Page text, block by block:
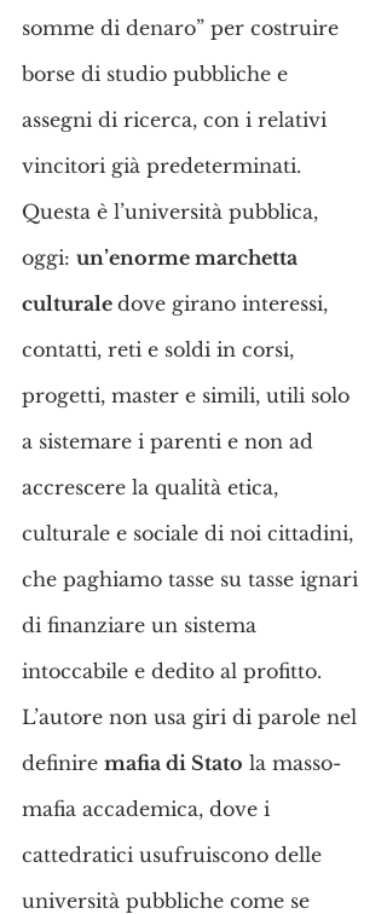
somme di denaro” per costruire
borse di studio pubbliche e
assegni di ricerca, con i relativi
vincitori già predeterminati.
Questa è l’università pubblica,
oggi: un’enorme marchetta
culturale dove girano interessi,
contatti, reti e soldi in corsi,
progetti, master e simili, utili solo
a sistemare i parenti e non ad
accrescere la qualità etica,
culturale e sociale di noi cittadini,
che paghiamo tasse su tasse ignari
di finanziare un sistema
intoccabile e dedito al profitto.
L’autore non usa giri di parole nel
definire mafia di Stato la masso-
mafia accademica, dove i
cattedratici usufruiscono delle
università pubbliche come se